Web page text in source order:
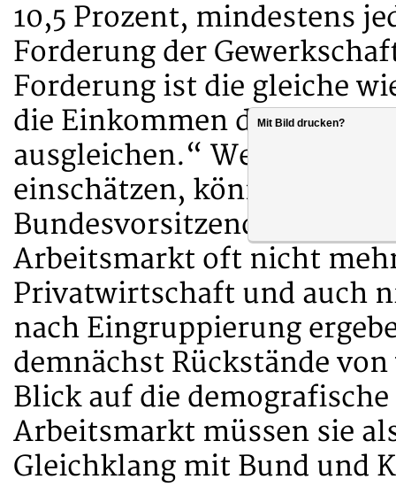
10,5 Prozent, mindestens
Forderung der
Forderung ist die gleiche
die Einkommen der
ausgleichen.“ Wenn die
einschätzen, könne man
Bundesvorsitzende weiter.
Arbeitsmarkt oft nicht
Privatwirtschaft und auch
nach Eingruppierung
demnächst Rückstände
Blick auf die
Arbeitsmarkt müssen sie
Gleichklang mit Bund und
Mit Bild drucken?